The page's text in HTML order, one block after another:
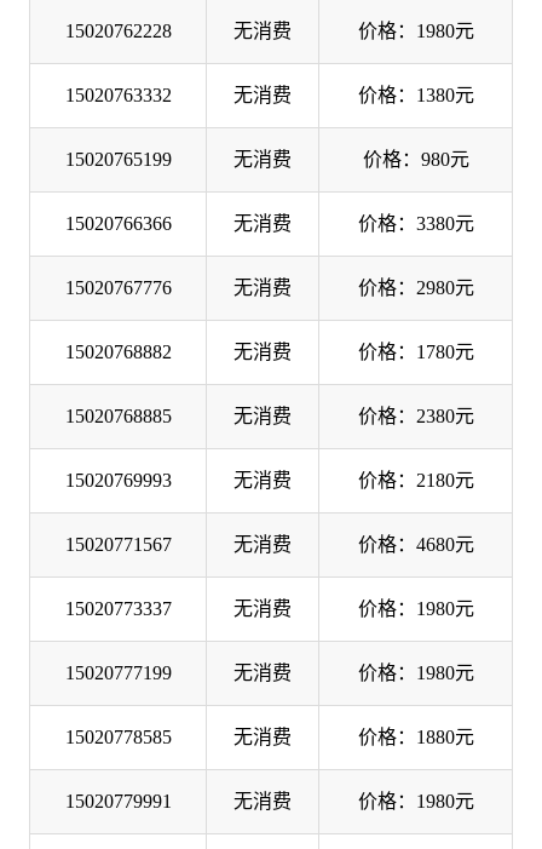
15020762228 无消费 价格：1980元
15020763332 无消费 价格：1380元
15020765199 无消费 价格：980元
15020766366 无消费 价格：3380元
15020767776 无消费 价格：2980元
15020768882 无消费 价格：1780元
15020768885 无消费 价格：2380元
15020769993 无消费 价格：2180元
15020771567 无消费 价格：4680元
15020773337 无消费 价格：1980元
15020777199 无消费 价格：1980元
15020778585 无消费 价格：1880元
15020779991 无消费 价格：1980元